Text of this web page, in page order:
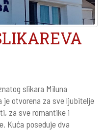
slikara Miluna
je otvorena za sve ljubitelje
za sve romantike i
Kuća poseduje dva